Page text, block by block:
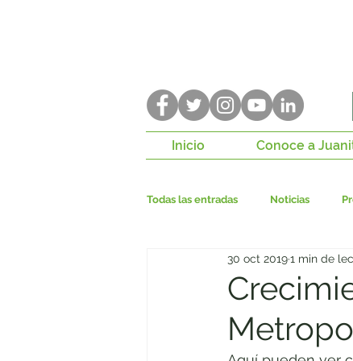
Inicio Conoce a
Todas las entradas Noticias
Construcción de paz P. de
Bogotá Región Seguridad
30 oct 20191 min de